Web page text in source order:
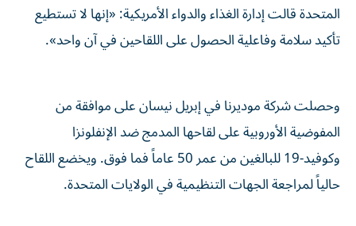
المتحدة قالت ‌إدارة الغذاء والدواء الأمريكية: «إنها لا تستطيع
تأكيد سلامة وفاعلية الحصول على اللقاحين في آن واحد».
وحصلت شركة موديرنا ⁠في إبريل نيسان على موافقة من
المفوضية الأوروبية ​على لقاحها المدمج ضد الإنفلونزا
وكوفيد-19 للبالغين من عمر 50 عاماً فما فوق. ويخضع اللقاح
حالياً لمراجعة ⁠الجهات التنظيمية في الولايات المتحدة.